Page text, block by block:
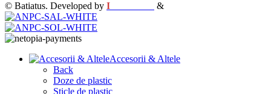
© Batiatus. Developed by I &
Accesorii & Altele
Back
Doze de plastic
Sticle de plastic